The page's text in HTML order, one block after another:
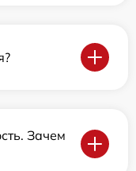
Зачем